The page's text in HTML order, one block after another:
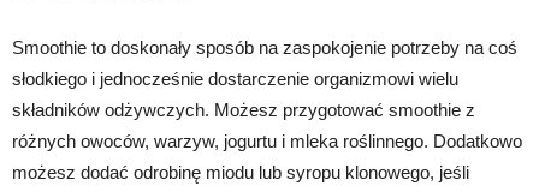
Smoothie to doskonały sposób na zaspokojenie potrzeby na coś
słodkiego i jednocześnie dostarczenie organizmowi wielu
składników odżywczych. Możesz przygotować smoothie z
różnych owoców, warzyw, jogurtu i mleka roślinnego. Dodatkowo
możesz dodać odrobinę miodu lub syropu klonowego, jeśli